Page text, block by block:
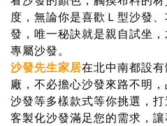
度，無論你是喜歡Ｌ型沙發
發，唯一秘訣就是親自試坐
專屬沙發。
沙發先生家居在北中南都設
廠 ， 不必擔心沙發來路不明
沙發等多樣款式等你挑選，
客製化沙發滿足您的需求，